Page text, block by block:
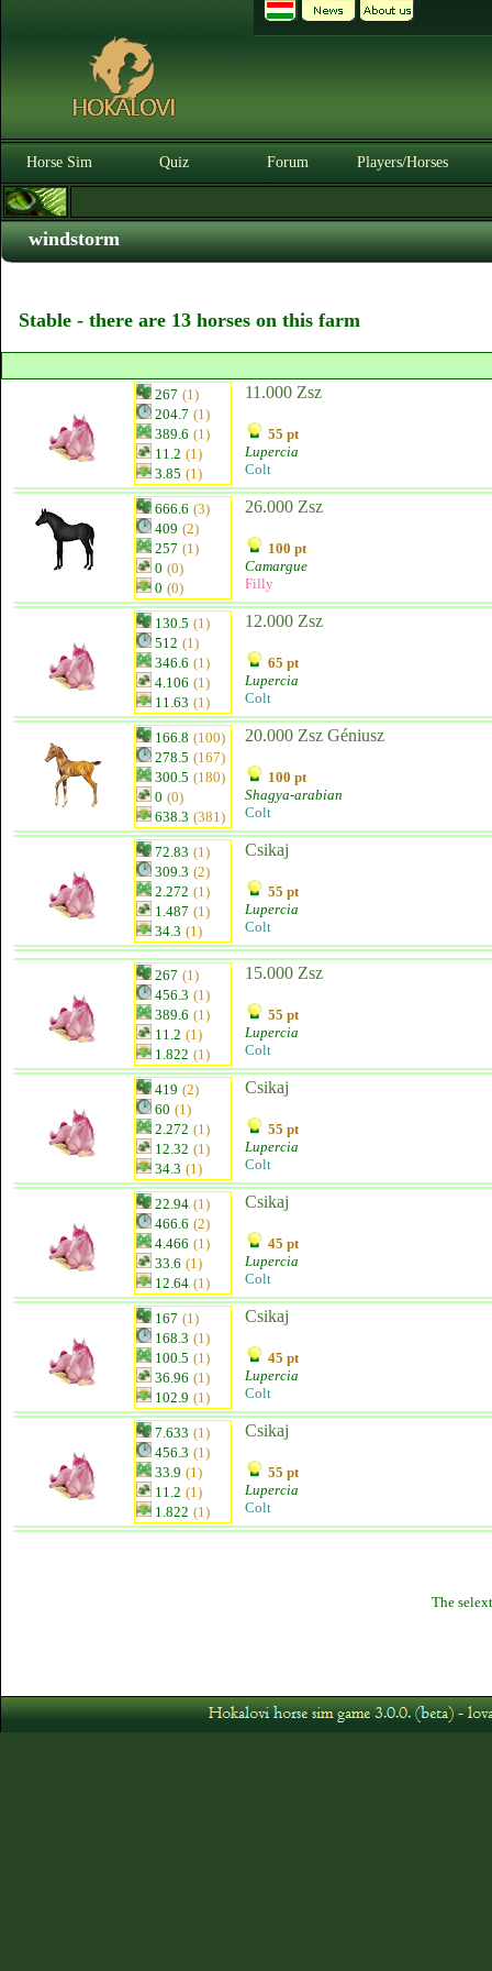
Horse Sim Quiz Forum Players/Horses
windstorm
Stable - there are 13 horses on this farm
267 (1)
204.7 (1)
389.6 (1)
11.2 (1)
3.85 (1)
11.000 Zsz
55 pt
Lupercia
Colt
666.6 (3)
409 (2)
257 (1)
0 (0)
0 (0)
26.000 Zsz
100 pt
Camargue
Filly
130.5 (1)
512 (1)
346.6 (1)
4.106 (1)
11.63 (1)
12.000 Zsz
65 pt
Lupercia
Colt
166.8 (100)
278.5 (167)
300.5 (180)
0 (0)
638.3 (381)
20.000 Zsz Géniusz
100 pt
Shagya-arabian
Colt
72.83 (1)
309.3 (2)
2.272 (1)
1.487 (1)
34.3 (1)
Csikaj
55 pt
Lupercia
Colt
267 (1)
456.3 (1)
389.6 (1)
11.2 (1)
1.822 (1)
15.000 Zsz
55 pt
Lupercia
Colt
419 (2)
60 (1)
2.272 (1)
12.32 (1)
34.3 (1)
Csikaj
55 pt
Lupercia
Colt
22.94 (1)
466.6 (2)
4.466 (1)
33.6 (1)
12.64 (1)
Csikaj
45 pt
Lupercia
Colt
167 (1)
168.3 (1)
100.5 (1)
36.96 (1)
102.9 (1)
Csikaj
45 pt
Lupercia
Colt
7.633 (1)
456.3 (1)
33.9 (1)
11.2 (1)
1.822 (1)
Csikaj
55 pt
Lupercia
Colt
The